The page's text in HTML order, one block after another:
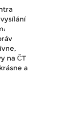
na ČT
a